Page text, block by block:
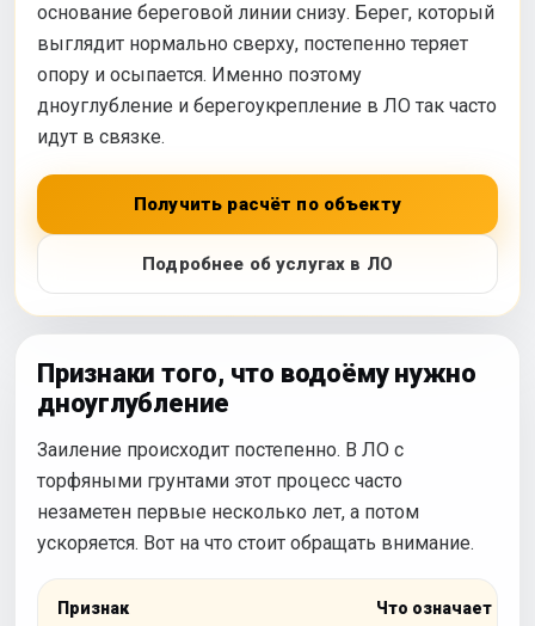
основание береговой линии снизу. Берег, который
выглядит нормально сверху, постепенно теряет
опору и осыпается. Именно поэтому
дноуглубление и берегоукрепление в ЛО так часто
идут в связке.
Получить расчёт по объекту
Подробнее об услугах в ЛО
Признаки того, что водоёму нужно
дноуглубление
Заиление происходит постепенно. В ЛО с
торфяными грунтами этот процесс часто
незаметен первые несколько лет, а потом
ускоряется. Вот на что стоит обращать внимание.
Признак Что означает